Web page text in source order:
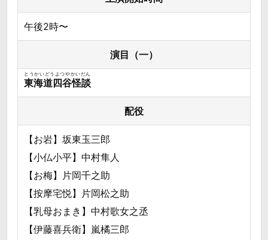
午後2時〜
演目（一）
東海道四谷怪談
とうかいどうよつやかいだん
配役
【お岩】坂東玉三郎
【小仏小平】中村隼人
【お梅】片岡千之助
【按摩宅悦】片岡松之助
【乳母おまき】中村歌女之丞
【伊藤喜兵衛】嵐橘三郎